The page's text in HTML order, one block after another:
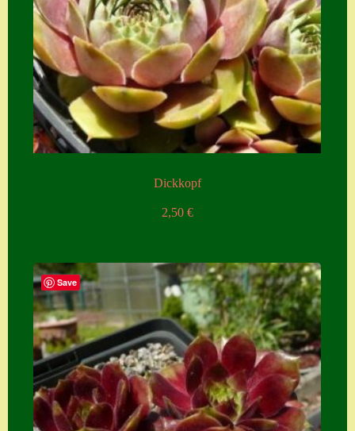
Warenkorb
Widerrufsbelehru
ng
Zahlung
Zahlungs- &
Versandinfos
Dickkopf
2,50 €
Save